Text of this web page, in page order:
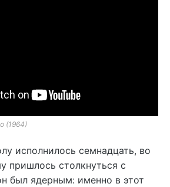
(1964)
исполнилось семнадцать, во
пришлось столкнуться с
был ядерным: именно в этот